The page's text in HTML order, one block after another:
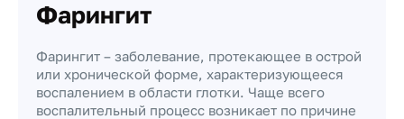
Фарингит
Фарингит – заболевание, протекающее в острой
или хронической форме, характеризующееся
воспалением в области глотки. Чаще всего
воспалительный процесс возникает по причине